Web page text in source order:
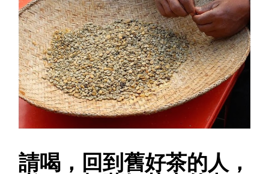
請喝，回到舊好茶的人，